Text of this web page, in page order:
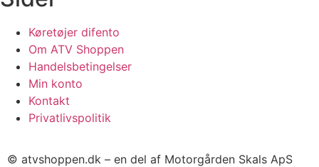
Køretøjer difento
Om ATV Shoppen
Handelsbetingelser
Min konto
Kontakt
Privatlivspolitik
© atvshoppen.dk – en del af Motorgården Skals ApS